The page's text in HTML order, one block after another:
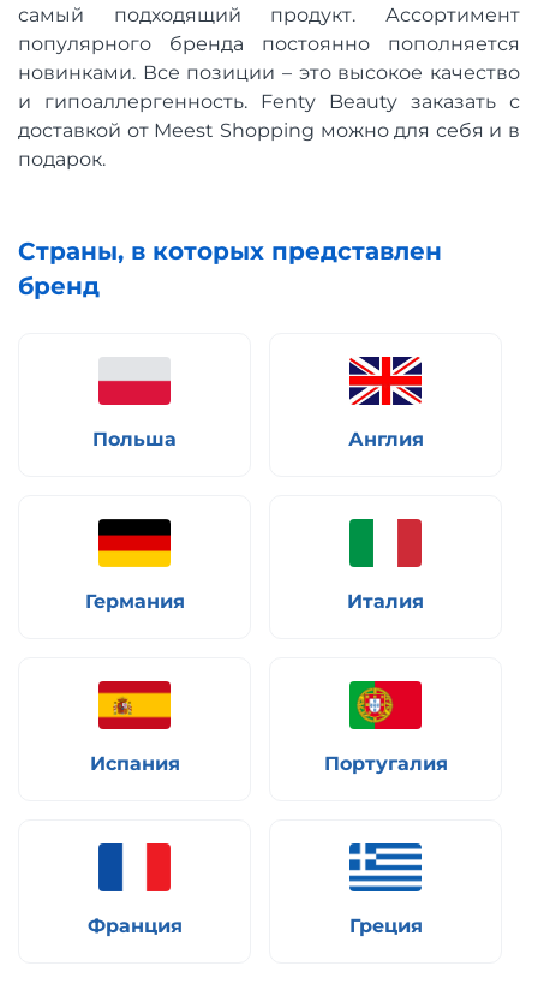
самый подходящий продукт. Ассортимент
популярного бренда постоянно пополняется
новинками. Все позиции – это высокое качество
и гипоаллергенность. Fenty Beauty заказать с
доставкой от Meest Shopping можно для себя и в
подарок.
Страны, в которых представлен
бренд
Польша Англия
Германия Италия
Испания Португалия
Франция Греция